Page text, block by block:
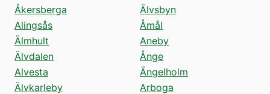
Åkersberga
Alingsås
Älmhult
Älvdalen
Alvesta
Älvkarleby
Älvsbyn
Åmål
Aneby
Ånge
Ängelholm
Arboga